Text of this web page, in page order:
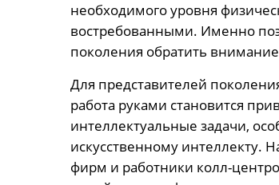
необходимого уровня
востребованными. Именно
поколения обратить
Для представителей
работа руками становится
интеллектуальные задачи,
искусственному интеллекту.
фирм и работники колл-